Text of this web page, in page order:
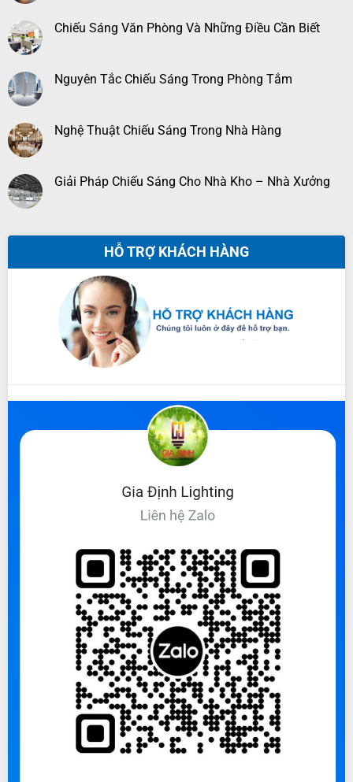
Chiếu Sáng Văn Phòng Và Những Điều Cần Biết
Nguyên Tắc Chiếu Sáng Trong Phòng Tắm
Nghệ Thuật Chiếu Sáng Trong Nhà Hàng
Giải Pháp Chiếu Sáng Cho Nhà Kho – Nhà Xưởng
HỖ TRỢ KHÁCH HÀNG